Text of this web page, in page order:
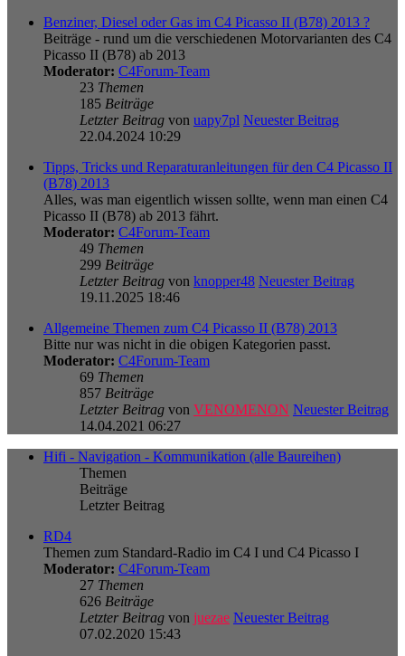
Benziner, Diesel oder Gas im C4 Picasso II (B78) 2013 ?
Beiträge - rund um die verschiedenen Motorvarianten des C4
Picasso II (B78) ab 2013
Moderator: C4Forum-Team
23 Themen
185 Beiträge
Letzter Beitrag von uapy7pl Neuester Beitrag
22.04.2024 10:29
Tipps, Tricks und Reparaturanleitungen für den C4 Picasso II
(B78) 2013
Alles, was man eigentlich wissen sollte, wenn man einen C4
Picasso II (B78) ab 2013 fährt.
Moderator: C4Forum-Team
49 Themen
299 Beiträge
Letzter Beitrag von knopper48 Neuester Beitrag
19.11.2025 18:46
Allgemeine Themen zum C4 Picasso II (B78) 2013
Bitte nur was nicht in die obigen Kategorien passt.
Moderator: C4Forum-Team
69 Themen
857 Beiträge
Letzter Beitrag von VENOMENON Neuester Beitrag
14.04.2021 06:27
Hifi - Navigation - Kommunikation (alle Baureihen)
Themen
Beiträge
Letzter Beitrag
RD4
Themen zum Standard-Radio im C4 I und C4 Picasso I
Moderator: C4Forum-Team
27 Themen
626 Beiträge
Letzter Beitrag von juezae Neuester Beitrag
07.02.2020 15:43